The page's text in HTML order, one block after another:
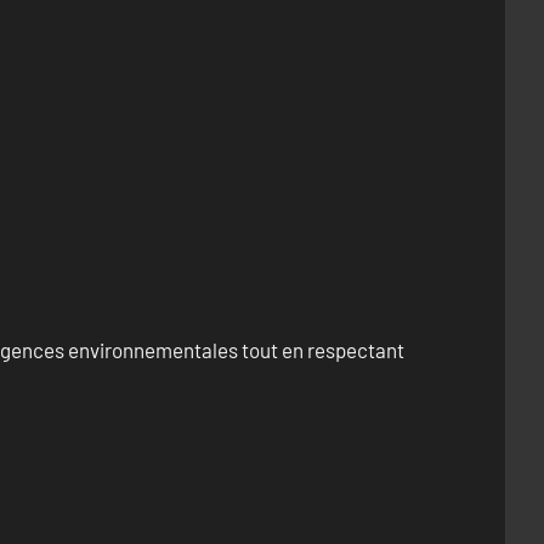
environnementales tout en respectant